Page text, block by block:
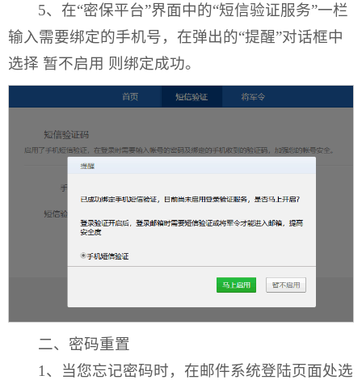
5、在“密保平台”界面中的“短信验证服务”一栏
输入需要绑定的手机号，在弹出的“提醒”对话框中
选择 暂不启用 则绑定成功。
二、密码重置
1、当您忘记密码时，在邮件系统登陆页面处选